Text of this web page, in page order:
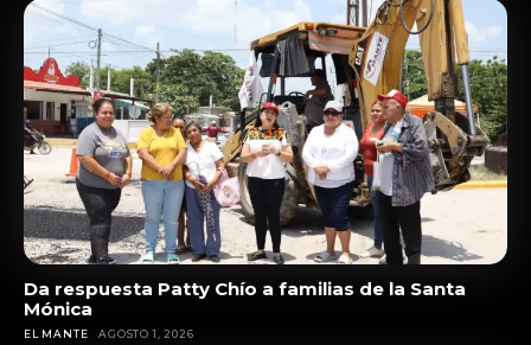
Da respuesta Patty Chío a familias de la Santa
Mónica
EL MANTE AGOSTO 1, 2026